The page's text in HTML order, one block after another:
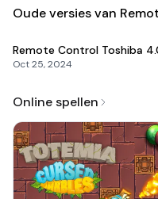
Oude versies van
Remote Control Toshiba
Oct 25, 2024
Online spellen